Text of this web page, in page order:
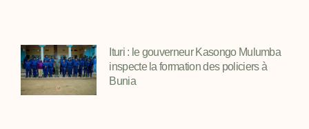
Ituri : le gouverneur Kasongo Mulumba
inspecte la formation des policiers à
Bunia